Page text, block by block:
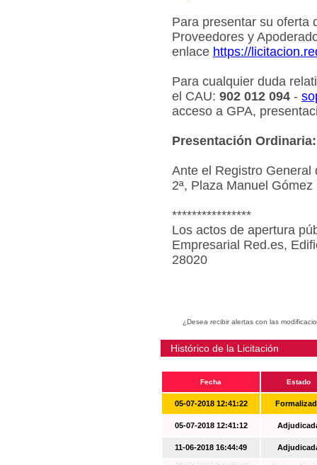
Para presentar su oferta
Proveedores y
enlace https://
Para cualquier duda
el CAU: 902 012 094 -
acceso a GPA,
Presentación Ordinaria:
Ante el Registro General
2ª, Plaza Manuel
****************
Los actos de apertura
Empresarial Red.es,
28020
¿Desea recibir alertas con las
Histórico de la Licitación
Fecha Estado
05-07-2018 12:41:22
05-07-2018 12:41:12
11-06-2018 16:44:49